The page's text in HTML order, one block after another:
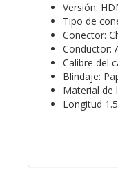
Versión:
Tipo de
Conector:
Conductor:
Calibre del
Blindaje:
Material de
Longitud